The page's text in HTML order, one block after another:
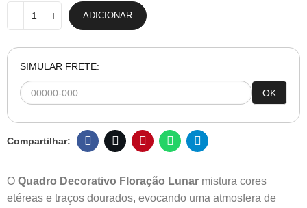
ADICIONAR
SIMULAR FRETE:
OK
O Quadro Decorativo Floração Lunar mistura cores
etéreas e traços dourados, evocando uma atmosfera de